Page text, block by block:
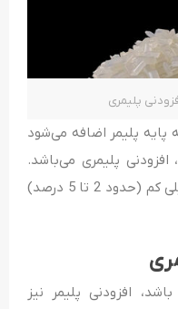
پلیمر اضافه می‌شود
پلیمری می‌باشد.
افزودنی‌های پلیمر اکثرا به میزان خیلی کم (حدود 2 تا 5 درصد)
افزودنی پلیمر نیز